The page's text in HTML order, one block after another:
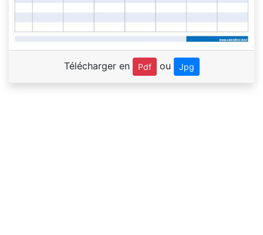
Télécharger en Pdf ou Jpg